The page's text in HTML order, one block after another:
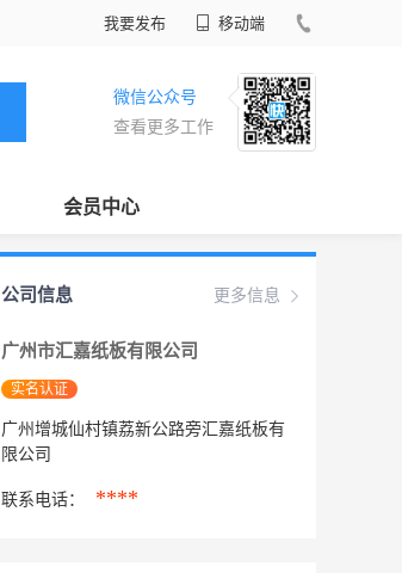
我要发布 移动端
微信公众号
查看更多工作
会员中心
更多信息
公司信息
广州市汇嘉纸板有限公司
实名认证
广州增城仙村镇荔新公路旁汇嘉纸板有
限公司
联系电话： ****